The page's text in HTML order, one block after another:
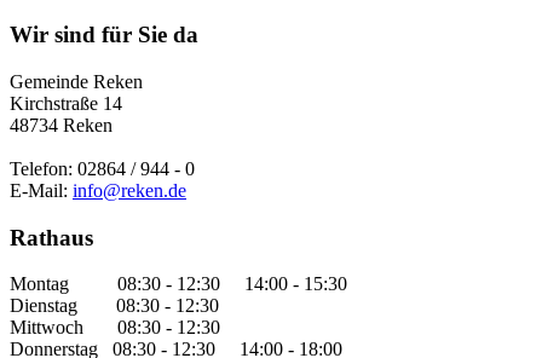
Wir sind für Sie da
Gemeinde Reken
Kirchstraße 14
48734 Reken
Telefon: 02864 / 944 - 0
E-Mail: info@reken.de
Rathaus
Montag 08:30 - 12:30 14:00 - 15:30
Dienstag 08:30 - 12:30
Mittwoch 08:30 - 12:30
Donnerstag 08:30 - 12:30 14:00 - 18:00